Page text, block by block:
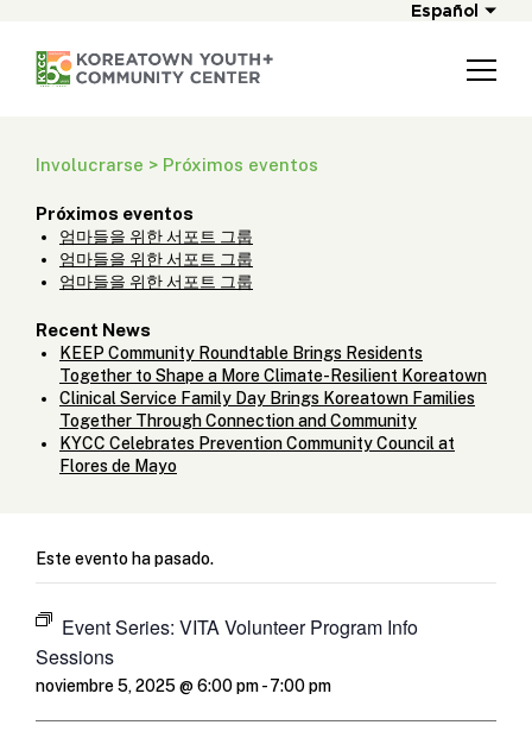
Español
Involucrarse > Próximos eventos
Próximos eventos
엄마들을 위한 서포트 그룹
엄마들을 위한 서포트 그룹
엄마들을 위한 서포트 그룹
Recent News
KEEP Community Roundtable Brings Residents
Together to Shape a More Climate-Resilient Koreatown
Clinical Service Family Day Brings Koreatown Families
Together Through Connection and Community
KYCC Celebrates Prevention Community Council at
Flores de Mayo
Este evento ha pasado.
Event Series: VITA Volunteer Program Info
Sessions
noviembre 5, 2025 @ 6:00 pm-7:00 pm